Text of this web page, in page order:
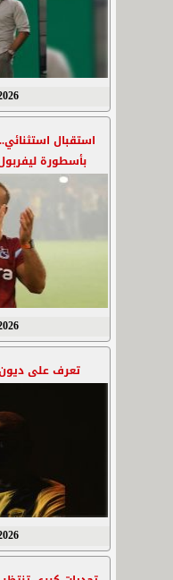
07/08/
استقبال
بأسطورة
06/08/
تعرف على ديون
06/08/